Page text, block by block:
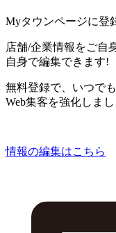
Myタウンページに登
店舗/企業情報をご自
自身で編集できます!
無料登録で、いつで
Web集客を強化しまし
情報の編集はこちら